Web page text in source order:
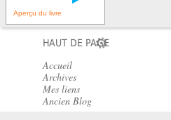
Aperçu du livre
HAUT DE PAGE
Accueil
Archives
Mes liens
Ancien Blog